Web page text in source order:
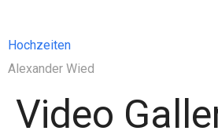
Hochzeiten
Alexander Wied
Video